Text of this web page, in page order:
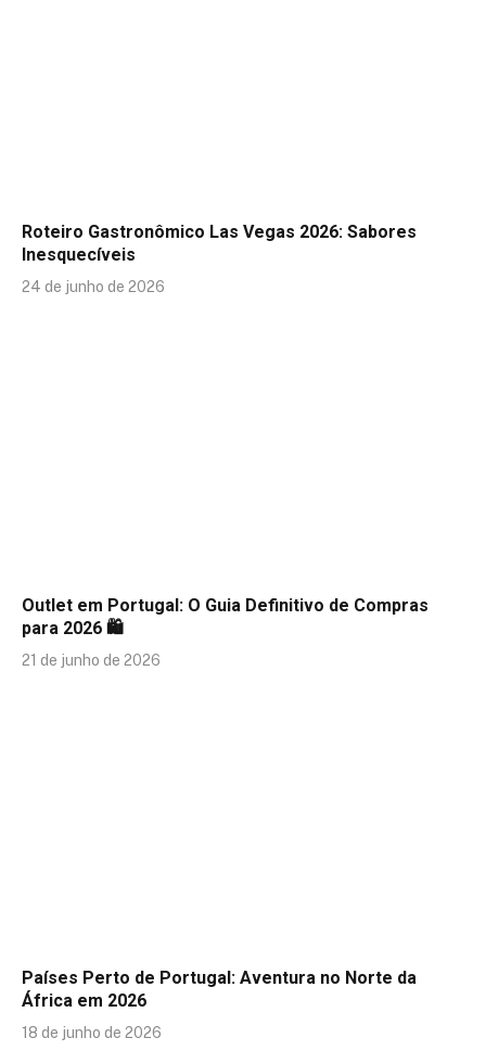
Roteiro Gastronômico Las Vegas 2026: Sabores
Inesquecíveis
24 de junho de 2026
Outlet em Portugal: O Guia Definitivo de Compras
para 2026 🛍️
21 de junho de 2026
Países Perto de Portugal: Aventura no Norte da
África em 2026
18 de junho de 2026